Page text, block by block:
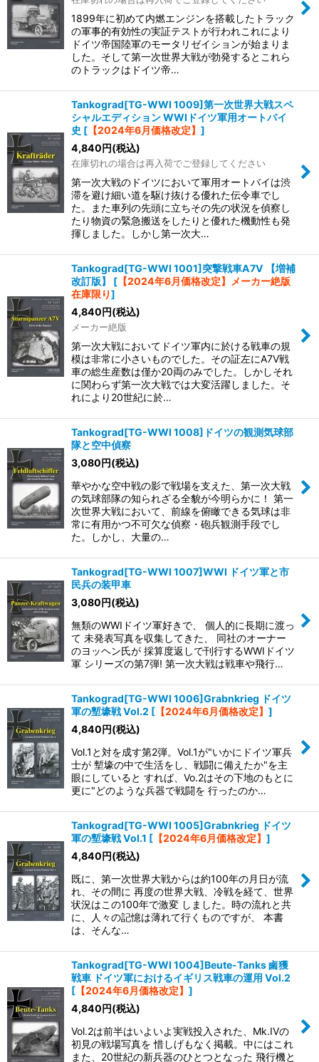
1899年に初めて内燃エンジンを搭載したトラック
の軍事的有効性の実証テストが行われこれにより
ドイツ帝国陸軍のモータリゼイションが始まりま
した。そして第一次世界大戦が勃発するとこれら
のトラックはドイツ帝…
Tankograd[TG-WWI 1009]第一次世界大戦スペ
シャルエディション WWIドイツ軍用オートバイ
史 [ 【2024年6月価格改定】 ]
4,840円(税込)
在庫切れの場合は再入荷でご登録してください
第一次大戦のドイツにおいて軍用オートバイは渋
滞を避け細い道を駆け抜ける優れた伝令車でし
た。また車列の先頭に立ちその先の状況を偵察し
たり物資の緊急搬送をしたりと優れた機動性も発
揮しました。しかし第一次大…
Tankograd[TG-WWI 1001]突撃戦車A7V 【増補
改訂版】
[ 【2024年6月価格改定】メーカー絶版
在庫限り]
4,840円(税込)
メーカー絶版
第一次大戦においてドイツ軍内に於ける戦車の規
模は非常に小さいものでした。その証左にA7V戦
車の総生産数は僅か20両のみでした。しかしそれ
に関わらず第一次大戦では大変活躍しました。そ
れにより20世紀に於…
Tankograd[TG-WWI 1008]ドイツの観測気球部
隊と空中偵察
3,080円(税込)
華やかな空中戦の影で戦場を支えた、第一次大戦
の気球部隊の知られざる全貌が今明らかに！ 第一
次世界大戦において、前線を俯瞰できる気球は非
常に有用かつ不可欠な偵察・砲兵観測手段でし
た。しかし、大量の…
Tankograd[TG-WWI 1007]WWI ドイツ軍と市
民兵の装甲車
3,080円(税込)
無類のWWIドイツ軍好きで、 個人的に長期に渡っ
て 未発表写真を収集してきた、 同社のオーナー
のヨッヘン氏が 採算度返しで刊行するWWIドイツ
軍 シリーズの第7弾! 第一次大戦は戦車や飛行…
Tankograd[TG-WWI 1006]Grabnkrieg ドイツ
軍の塹壕戦 Vol.2 [ 【2024年6月価格改定】 ]
4,840円(税込)
Vol.1と対を成す第2弾。Vol.1が"いかにドイツ軍兵
士が 塹壕の中で生活をし、戦闘に備えたか"を主
眼にしていると すれば、Vo.2はその下地のもとに
更に"どのような兵器で戦闘を 行ったのか…
Tankograd[TG-WWI 1005]Grabnkrieg ドイツ
軍の塹壕戦 Vol.1 [ 【2024年6月価格改定】 ]
4,840円(税込)
既に、第一次世界大戦からは約100年の月日が流
れ、その間に 再度の世界大戦、冷戦を経て、世界
状況はこの100年で激変 しました。時の流れと共
に、人々の記憶は薄れて行くものですが、 本書
は、そんな…
Tankograd[TG-WWI 1004]Beute-Tanks 鹵獲
戦車 ドイツ軍におけるイギリス戦車の運用 Vol.2
[ 【2024年6月価格改定】 ]
4,840円(税込)
Vol.2は前半はいよいよ実戦投入された、Mk.IVの
初見の戦場写真を 惜しげもなく掲載。中にはこれ
また、20世紀の新兵器のひとつとなった 飛行機と